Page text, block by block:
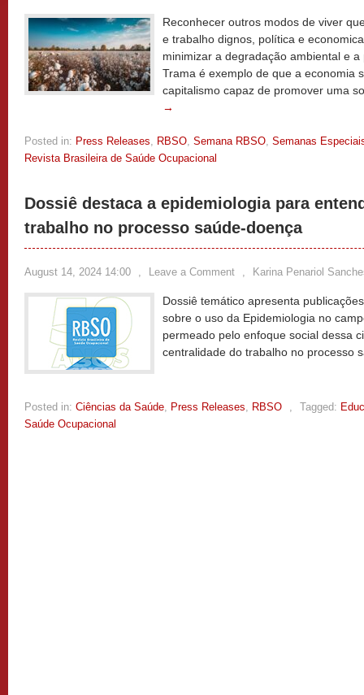
Reconhecer outros modos de viver
e trabalho dignos, política e
minimizar a degradação ambiental e
Trama é exemplo de que a economia
capitalismo capaz de promover uma
→
Posted in: Press Releases, RBSO, Semana RBSO, Semanas
Revista Brasileira de Saúde Ocupacional
Dossiê destaca a epidemiologia para
trabalho no processo saúde-doença
August 14, 2024 14:00 , Leave a Comment , Karina Penariol
Dossiê temático apresenta
sobre o uso da Epidemiologia no
permeado pelo enfoque social dessa
centralidade do trabalho no processo
Posted in: Ciências da Saúde, Press Releases, RBSO , Tagged:
Saúde Ocupacional